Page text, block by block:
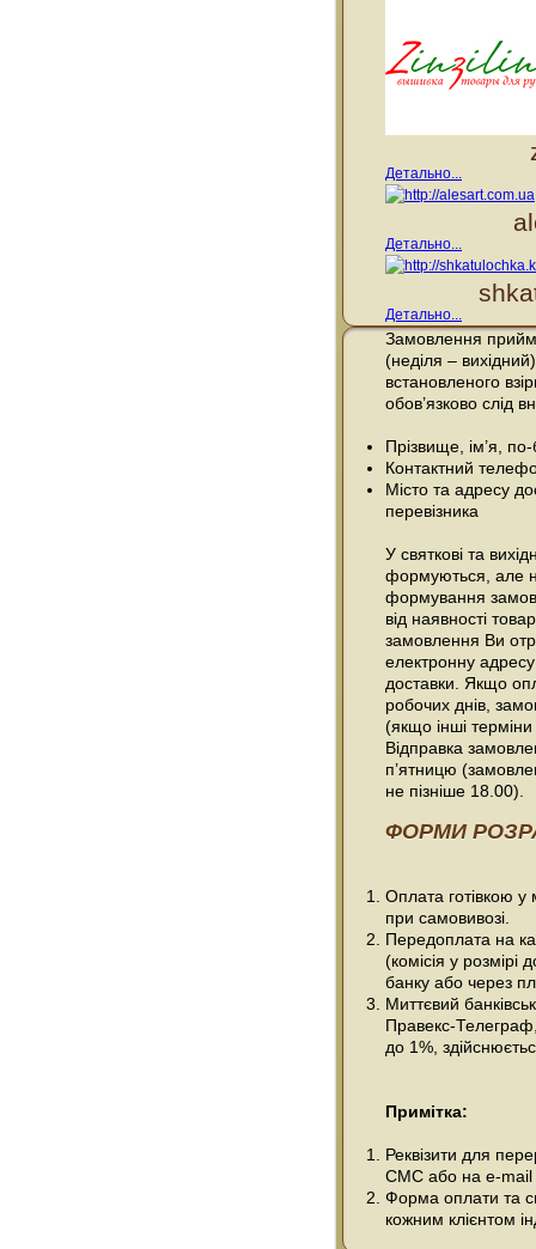
Детально...
Детально...
Детально...
Замовлення
(неділя – вихідний)
встановленого
обов’язково слід
Прізвище, ім’я,
Контактний
Місто та адресу
перевізника
У святкові та
формуються, але
формування
від наявності
замовлення Ви
електронну
доставки. Якщо
робочих днів,
(якщо інші
Відправка
п’ятницю
не пізніше 18.00).
ФОРМИ
Оплата готівкою
при самовивозі.
Передоплата на
(комісія у розмірі
банку або через
Миттєвий
Правекс-Телеграф,
до 1%,
Примітка:
Реквізити для
СМС або на e-mail
Форма оплати та
кожним клієнтом